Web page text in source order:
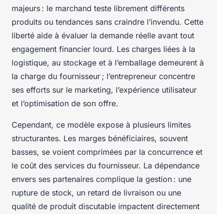
majeurs : le marchand teste librement différents
produits ou tendances sans craindre l’invendu. Cette
liberté aide à évaluer la demande réelle avant tout
engagement financier lourd. Les charges liées à la
logistique, au stockage et à l’emballage demeurent à
la charge du fournisseur ; l’entrepreneur concentre
ses efforts sur le marketing, l’expérience utilisateur
et l’optimisation de son offre.
Cependant, ce modèle expose à plusieurs limites
structurantes. Les marges bénéficiaires, souvent
basses, se voient comprimées par la concurrence et
le coût des services du fournisseur. La dépendance
envers ses partenaires complique la gestion : une
rupture de stock, un retard de livraison ou une
qualité de produit discutable impactent directement